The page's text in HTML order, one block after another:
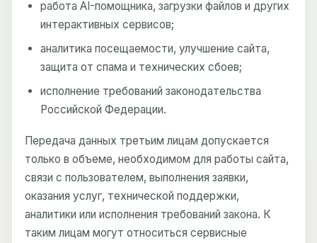
работа AI-помощника, загрузки файлов и других
интерактивных сервисов;
аналитика посещаемости, улучшение сайта,
защита от спама и технических сбоев;
исполнение требований законодательства
Российской Федерации.
Передача данных третьим лицам допускается
только в объеме, необходимом для работы сайта,
связи с пользователем, выполнения заявки,
оказания услуг, технической поддержки,
аналитики или исполнения требований закона. К
таким лицам могут относиться сервисные